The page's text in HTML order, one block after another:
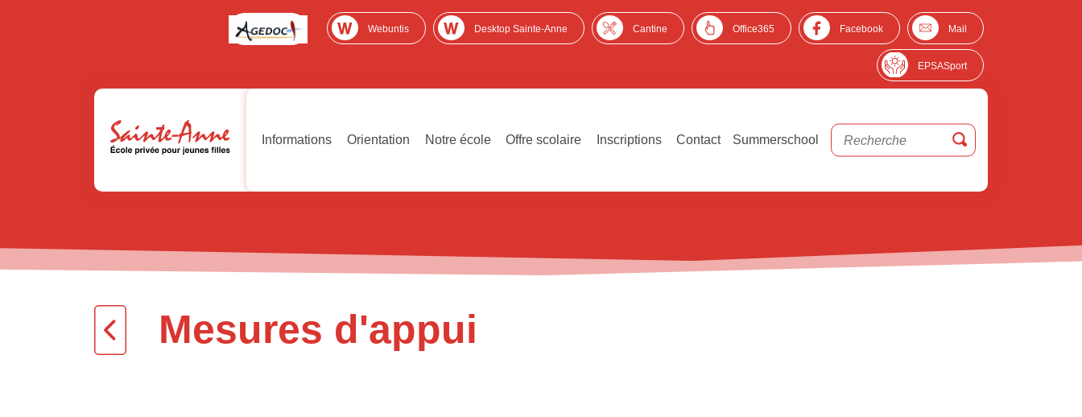
Webuntis Desktop Sainte-Anne Cantine Office365 Facebook Mail
EPSASport
Informations Orientation Notre école Offre scolaire Inscriptions Contact Summerschool
Mesures d'appui